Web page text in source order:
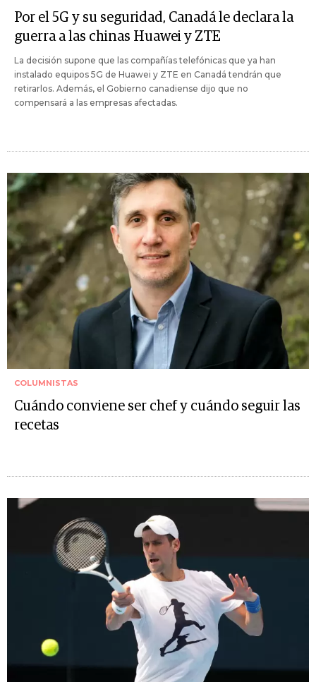
Por el 5G y su seguridad, Canadá le declara la
guerra a las chinas Huawei y ZTE
La decisión supone que las compañías telefónicas que ya han
instalado equipos 5G de Huawei y ZTE en Canadá tendrán que
retirarlos. Además, el Gobierno canadiense dijo que no
compensará a las empresas afectadas.
COLUMNISTAS
Cuándo conviene ser chef y cuándo seguir las
recetas